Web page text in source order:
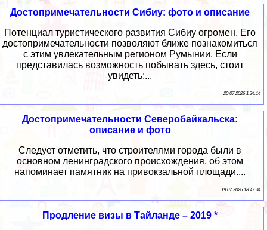
Достопримечательности Сибиу: фото и описание
Потенциал туристического развития Сибиу огромен. Его
достопримечательности позволяют ближе познакомиться
с этим увлекательным регионом Румынии. Если
представилась возможность побывать здесь, стоит
увидеть:...
20 07 2026 1:34:14
Достопримечательности Северобайкальска:
описание и фото
Следует отметить, что строителями города были в
основном ленинградского происхождения, об этом
напоминает памятник на привокзальной площади....
19 07 2026 18:47:34
Продление визы в Тайланде – 2019 *